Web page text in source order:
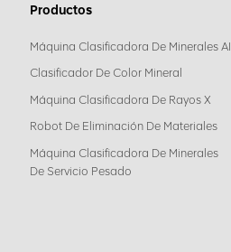
Productos
Máquina Clasificadora De Minerales AI
Clasificador De Color Mineral
Máquina Clasificadora De Rayos X
Robot De Eliminación De Materiales
Máquina Clasificadora De Minerales
De Servicio Pesado